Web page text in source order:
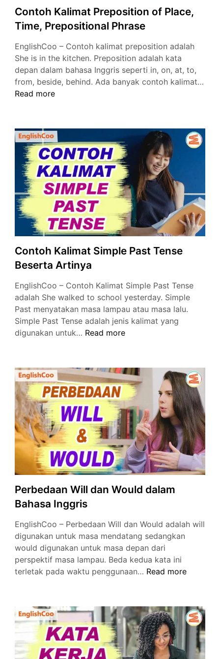
Contoh Kalimat Preposition of Place,
Time, Prepositional Phrase
EnglishCoo – Contoh kalimat preposition adalah
She is in the kitchen. Preposition adalah kata
depan dalam bahasa Inggris seperti in, on, at, to,
from, beside, behind. Ada banyak contoh kalimat…
Contoh
of
Place,
Time,
Prepositional
Phrase
Read more
Contoh Kalimat Simple Past Tense
Beserta Artinya
EnglishCoo – Contoh Kalimat Simple Past Tense
adalah She walked to school yesterday. Simple
Past menyatakan masa lampau atau masa lalu.
Simple Past Tense adalah jenis kalimat yang
digunakan untuk… Contoh
Past
Tense
Beserta
Artinya
Read more
Perbedaan Will dan Would dalam
Bahasa Inggris
EnglishCoo – Perbedaan Will dan Would adalah will
digunakan untuk masa mendatang sedangkan
would digunakan untuk masa depan dari
perspektif masa lampau. Beda kedua kata ini
terletak pada waktu penggunaan… Perbedaan
Would
dalam
Bahasa
Inggris
Read more